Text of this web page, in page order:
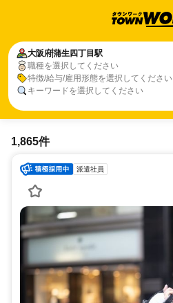
大阪府蒲生四丁目駅
職種を選択してください
特徴/給与/雇用形態を選択してください
キーワードを選択してください
1,865件
派遣社員